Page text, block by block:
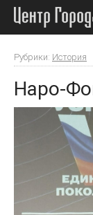
Рубрики: История
Наро-